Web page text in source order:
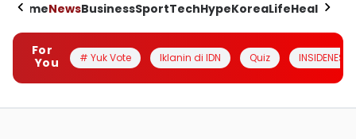
HomeNewsBusinessSportTechHypeKoreaLifeHealth
For
You
# Yuk Vote Iklanin di IDN Quiz INSIDENESIA